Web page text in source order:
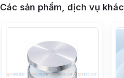
Các sản phẩm, dịch vụ khác